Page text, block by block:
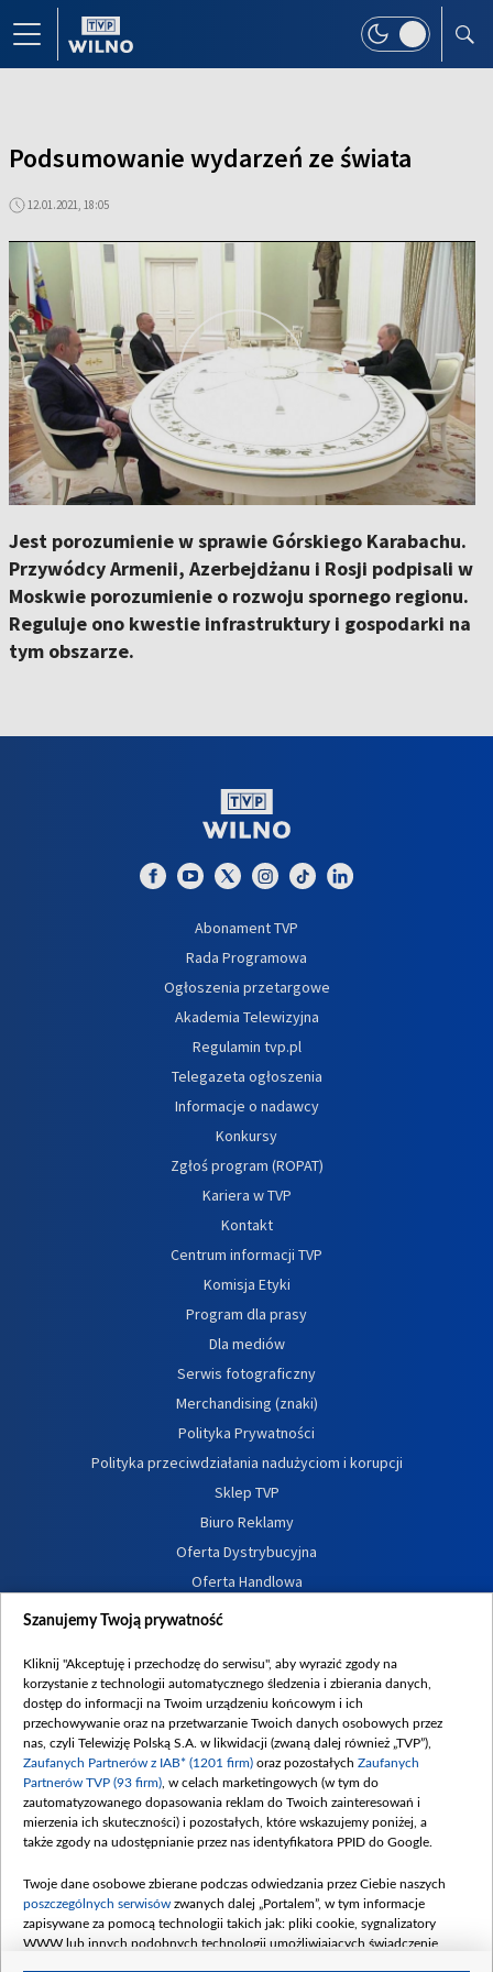
Podsumowanie wydarzeń ze świata
12.01.2021, 18:05
Jest porozumienie w sprawie Górskiego Karabachu.
Przywódcy Armenii, Azerbejdżanu i Rosji podpisali w
Moskwie porozumienie o rozwoju spornego regionu.
Reguluje ono kwestie infrastruktury i gospodarki na
tym obszarze.
Abonament TVP
Rada Programowa
Ogłoszenia przetargowe
Akademia Telewizyjna
Regulamin tvp.pl
Telegazeta ogłoszenia
Informacje o nadawcy
Konkursy
Zgłoś program (ROPAT)
Kariera w TVP
Kontakt
Centrum informacji TVP
Komisja Etyki
Program dla prasy
Dla mediów
Serwis fotograficzny
Merchandising (znaki)
Polityka Prywatności
Polityka przeciwdziałania nadużyciom i korupcji
Sklep TVP
Biuro Reklamy
Oferta Dystrybucyjna
Oferta Handlowa
Dostępność
Procedura zgłoszeń wewnętrznych
Szanujemy Twoją prywatność
Kliknij "Akceptuję i przechodzę do serwisu", aby wyrazić zgody na
korzystanie z technologii automatycznego śledzenia i zbierania danych,
dostęp do informacji na Twoim urządzeniu końcowym i ich
przechowywanie oraz na przetwarzanie Twoich danych osobowych przez
nas, czyli Telewizję Polską S.A. w likwidacji (zwaną dalej również „TVP”),
Zaufanych Partnerów z IAB* (1201 firm) oraz pozostałych Zaufanych
Partnerów TVP (93 firm) , w celach marketingowych (w tym do
zautomatyzowanego dopasowania reklam do Twoich zainteresowań i
mierzenia ich skuteczności) i pozostałych, które wskazujemy poniżej, a
także zgody na udostępnianie przez nas identyfikatora PPID do Google.
Twoje dane osobowe zbierane podczas odwiedzania przez Ciebie naszych
poszczególnych serwisów zwanych dalej „Portalem”, w tym informacje
zapisywane za pomocą technologii takich jak: pliki cookie, sygnalizatory
WWW lub innych podobnych technologii umożliwiających świadczenie